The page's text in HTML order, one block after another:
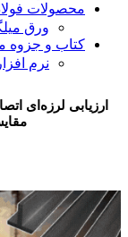
محصولات
ورق
کتاب و جزوه
نرم
ارزیابی لرزه‌ای